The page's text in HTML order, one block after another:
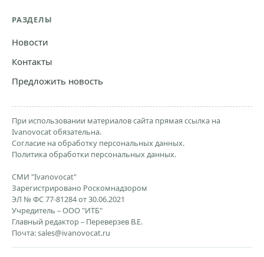
РАЗДЕЛЫ
Новости
Контакты
Предложить новость
При использовании материалов сайта прямая ссылка на
Ivanovocat обязательна.
Согласие на обработку персональных данных.
Политика обработки персональных данных.
СМИ "Ivanovocat"
Зарегистрировано Роскомнадзором
ЭЛ № ФС 77-81284 от 30.06.2021
Учредитель – ООО "ИТБ"
Главный редактор – Переверзев В.Е.
Почта:sales@ivanovocat.ru